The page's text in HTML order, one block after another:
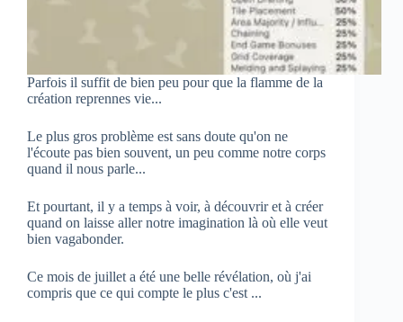
Parfois il suffit de bien peu pour que la flamme de la
création reprennes vie...
Le plus gros problème est sans doute qu'on ne
l'écoute pas bien souvent, un peu comme notre corps
quand il nous parle...
Et pourtant, il y a temps à voir, à découvrir et à créer
quand on laisse aller notre imagination là où elle veut
bien vagabonder.
Ce mois de juillet a été une belle révélation, où j'ai
compris que ce qui compte le plus c'est ...